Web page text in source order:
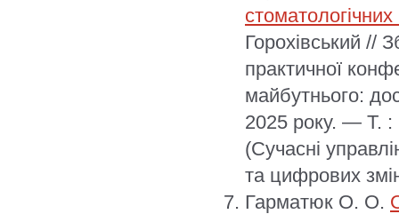
стоматологічних
Горохівський //
практичної
майбутнього:
2025 року. —
(Сучасні
та цифрових
Гарматюк О. О.